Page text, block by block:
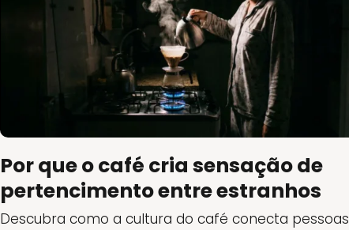
Por que o café cria sensação de
pertencimento entre estranhos
Descubra como a cultura do café conecta pessoas